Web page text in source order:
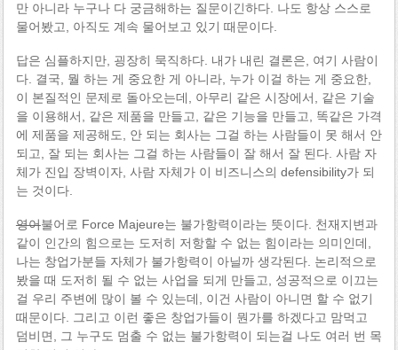
만 아니라 누구나 다 궁금해하는 질문이긴하다. 나도 항상 스스로
물어봤고, 아직도 계속 물어보고 있기 때문이다.
답은 심플하지만, 굉장히 묵직하다. 내가 내린 결론은, 여기 사람이
다. 결국, 뭘 하는 게 중요한 게 아니라, 누가 이걸 하는 게 중요한,
이 본질적인 문제로 돌아오는데, 아무리 같은 시장에서, 같은 기술
을 이용해서, 같은 제품을 만들고, 같은 기능을 만들고, 똑같은 가격
에 제품을 제공해도, 안 되는 회사는 그걸 하는 사람들이 못 해서 안
되고, 잘 되는 회사는 그걸 하는 사람들이 잘 해서 잘 된다. 사람 자
체가 진입 장벽이자, 사람 자체가 이 비즈니스의 defensibility가 되
는 것이다.
영어불어로 Force Majeure는 불가항력이라는 뜻이다. 천재지변과
같이 인간의 힘으로는 도저히 저항할 수 없는 힘이라는 의미인데,
나는 창업가분들 자체가 불가항력이 아닐까 생각된다. 논리적으로
봤을 때 도저히 될 수 없는 사업을 되게 만들고, 성공적으로 이끄는
걸 우리 주변에 많이 볼 수 있는데, 이건 사람이 아니면 할 수 없기
때문이다. 그리고 이런 좋은 창업가들이 뭔가를 하겠다고 맘먹고
덤비면, 그 누구도 멈출 수 없는 불가항력이 되는걸 나도 여러 번 목